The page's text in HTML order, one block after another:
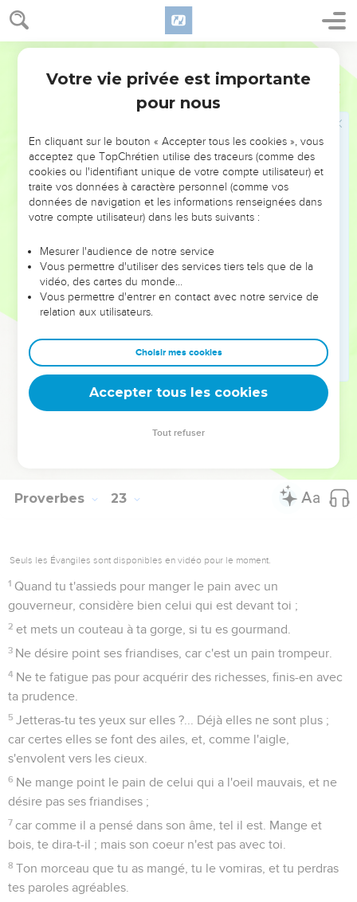
Proverbes 22
19 Afin que ta confiance soit en l'Éternel, je te les ai fait
20
en connaissance,
pour te faire connaître la sûre norme des paroles de vérité,
t'envoient ?
Ne pille pas le pauvre, parce qu'il est pauvre, et ne foule
pas l'affligé à la porte ;
car l'Éternel prendra en main leur cause, et dépouillera
l'âme de ceux qui les dépouillent.
Ne sois pas l'ami de l'homme colère, et n'entre pas chez
l'homme violent ;
de peur que tu n'apprennes ses sentiers, et que tu
n'emportes un piège dans ton âme.
Ne sois point parmi ceux qui frappent dans la main, parmi
ceux qui se rendent caution pour des dettes :
si tu n'avais pas de quoi payer, pourquoi voudrais-tu qu'on
prît ton lit de dessous toi ?
devant les rois, il ne se tiendra pas devant des gens obscurs.
Proverbes 23
Seuls les Évangiles sont disponibles en vidéo pour le moment.
1 Quand tu t'assieds pour manger le pain avec un
gouverneur, considère bien celui qui est devant toi ;
2 et mets un couteau à ta gorge, si tu es gourmand.
3 Ne désire point ses friandises, car c'est un pain trompeur.
4 Ne te fatigue pas pour acquérir des richesses, finis-en avec
ta prudence.
5 Jetteras-tu tes yeux sur elles ?... Déjà elles ne sont plus ;
car certes elles se font des ailes, et, comme l'aigle,
s'envolent vers les cieux.
6 Ne mange point le pain de celui qui a l'oeil mauvais, et ne
désire pas ses friandises ;
7 car comme il a pensé dans son âme, tel il est. Mange et
bois, te dira-t-il ; mais son coeur n'est pas avec toi.
8 Ton morceau que tu as mangé, tu le vomiras, et tu perdras
tes paroles agréables.
Votre vie privée est importante
pour nous
En cliquant sur le bouton « Accepter tous les cookies », vous
acceptez que TopChrétien utilise des traceurs (comme des
cookies ou l'identifiant unique de votre compte utilisateur) et
traite vos données à caractère personnel (comme vos
données de navigation et les informations renseignées dans
votre compte utilisateur) dans les buts suivants :
Mesurer l'audience de notre service
Vous permettre d'utiliser des services tiers tels que de la
vidéo, des cartes du monde…
Vous permettre d'entrer en contact avec notre service de
relation aux utilisateurs.
Choisir mes cookies
Accepter tous les cookies
Tout refuser